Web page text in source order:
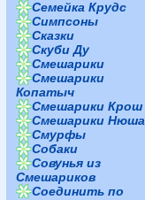
Семейка Крудс
Симпсоны
Сказки
Скуби Ду
Смешарики
Смешарики
Копатыч
Смешарики Крош
Смешарики Нюша
Смурфы
Собаки
Совунья из
Смешариков
Соединить по